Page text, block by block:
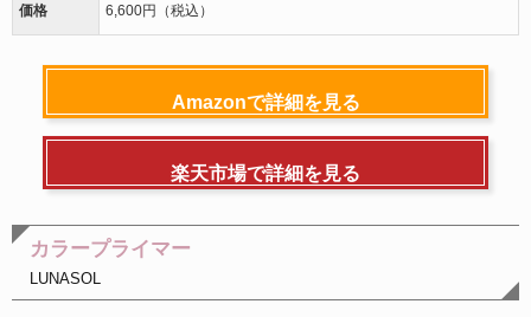
価格 6,600円（税込）
Amazonで詳細を見る
楽天市場で詳細を見る
カラープライマー
LUNASOL